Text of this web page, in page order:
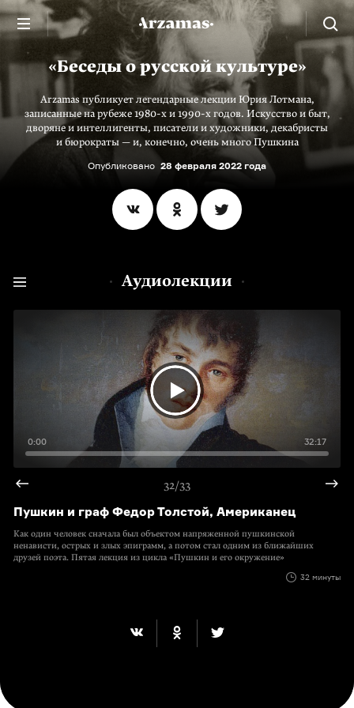
«Беседы о русской культуре»
Arzamas публикует легендарные лекции Юрия Лотмана,
записанные на рубеже 1980-х и 1990-х годов. Искусство и быт,
дворяне и интеллигенты, писатели и художники, декабристы
и бюрократы — и, конечно, очень много Пушкина
Опубликовано 28 февраля 2022 года
Аудиолекции
0:00 32:17
32/33
Пушкин и граф Федор Толстой, Американец
Как один человек сначала был объектом напряженной пушкинской
ненависти, острых и злых эпиграмм, а потом стал одним из ближайших
друзей поэта. Пятая лекция из цикла «Пушкин и его окружение»
32 минуты